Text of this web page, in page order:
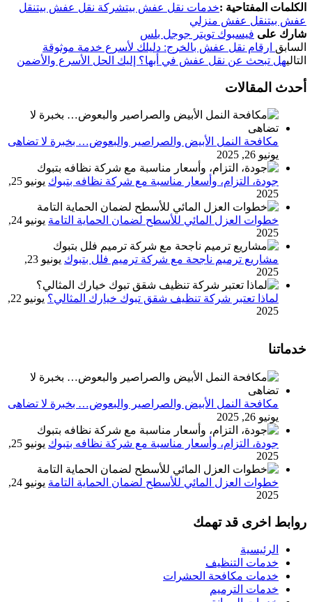
الكلمات المفتاحية :خدمات نقل عفش بيتشركة نقل عفش بيتنقل
عفش بيتنقل عفش منزلي
شارك على فيسبوك تويتر جوجل بلس
السابق ارقام نقل عفش بالخرج: دليلك لأسرع خدمة موثوقة
التاليهل تبحث عن نقل عفش في أبها؟ إليك الحل الأسرع والأضمن
أحدث المقالات
مكافحة النمل الأبيض والصراصير والبعوض… بخبرة لا تضاهى
يونيو 26, 2025
جودة، التزام، وأسعار مناسبة مع شركة نظافه بتبوك
يونيو 25,
2025
خطوات العزل المائي للأسطح لضمان الحماية التامة
يونيو 24,
2025
مشاريع ترميم ناجحة مع شركة ترميم فلل بتبوك
يونيو 23,
2025
لماذا تعتبر شركة تنظيف شقق تبوك خيارك المثالي؟
يونيو 22,
2025
خدماتنا
مكافحة النمل الأبيض والصراصير والبعوض… بخبرة لا تضاهى
يونيو 26, 2025
جودة، التزام، وأسعار مناسبة مع شركة نظافه بتبوك
يونيو 25,
2025
خطوات العزل المائي للأسطح لضمان الحماية التامة
يونيو 24,
2025
روابط اخرى قد تهمك
الرئيسية
خدمات التنظيف
خدمات مكافحة الحشرات
خدمات الترميم